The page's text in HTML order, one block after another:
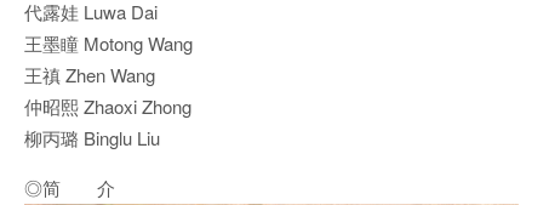
代露娃 Luwa Dai
王墨瞳 Motong Wang
王禛 Zhen Wang
仲昭熙 Zhaoxi Zhong
柳丙璐 Binglu Liu
◎简 介